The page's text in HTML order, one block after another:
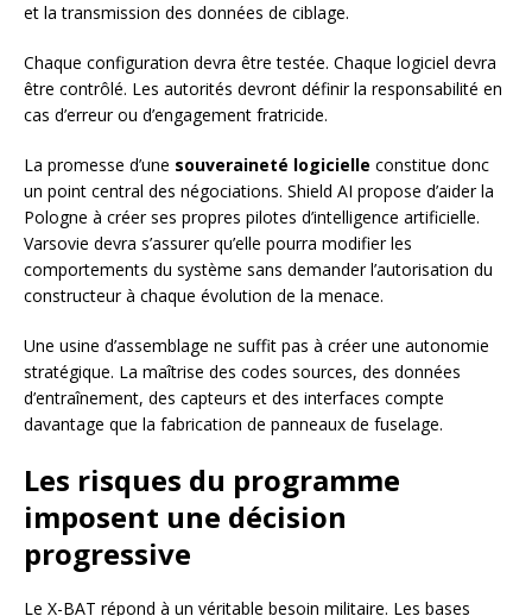
et la transmission des données de ciblage.
Chaque configuration devra être testée. Chaque logiciel devra
être contrôlé. Les autorités devront définir la responsabilité en
cas d’erreur ou d’engagement fratricide.
La promesse d’une souveraineté logicielle constitue donc
un point central des négociations. Shield AI propose d’aider la
Pologne à créer ses propres pilotes d’intelligence artificielle.
Varsovie devra s’assurer qu’elle pourra modifier les
comportements du système sans demander l’autorisation du
constructeur à chaque évolution de la menace.
Une usine d’assemblage ne suffit pas à créer une autonomie
stratégique. La maîtrise des codes sources, des données
d’entraînement, des capteurs et des interfaces compte
davantage que la fabrication de panneaux de fuselage.
Les risques du programme
imposent une décision
progressive
Le X-BAT répond à un véritable besoin militaire. Les bases